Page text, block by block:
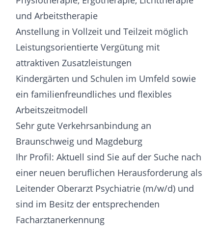
und Arbeitstherapie
Anstellung in Vollzeit und Teilzeit möglich
Leistungsorientierte Vergütung mit
attraktiven Zusatzleistungen
Kindergärten und Schulen im Umfeld sowie
ein familienfreundliches und flexibles
Arbeitszeitmodell
Sehr gute Verkehrsanbindung an
Braunschweig und Magdeburg
Ihr Profil: Aktuell sind Sie auf der Suche nach
einer neuen beruflichen Herausforderung als
Leitender Oberarzt Psychiatrie (m/w/d) und
sind im Besitz der entsprechenden
Facharztanerkennung